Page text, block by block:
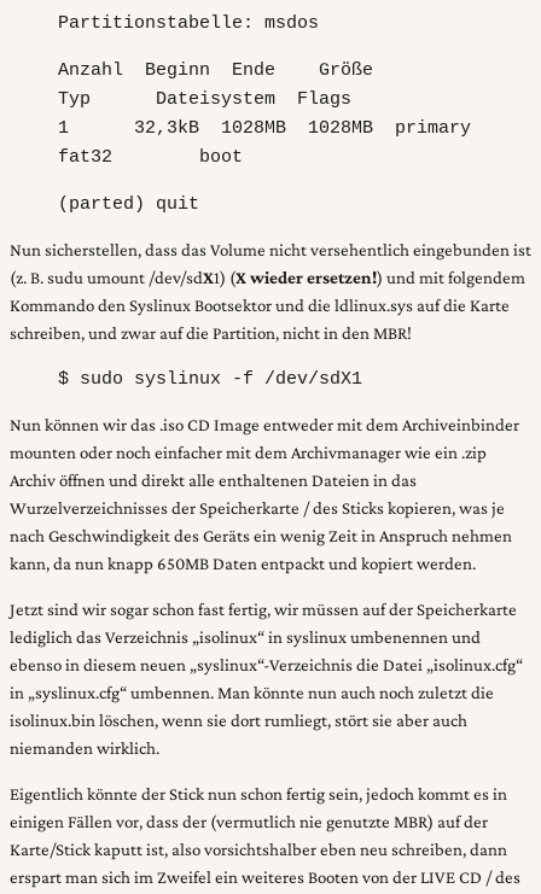
Partitionstabelle: msdos
Anzahl Beginn Ende Größe
Typ Dateisystem Flags
1 32,3kB 1028MB 1028MB primary
fat32 boot
(parted) quit
Nun sicherstellen, dass das Volume nicht versehentlich eingebunden ist
(z. B. sudu umount /dev/sdX1) (X wieder ersetzen!) und mit folgendem
Kommando den Syslinux Bootsektor und die ldlinux.sys auf die Karte
schreiben, und zwar auf die Partition, nicht in den MBR!
$ sudo syslinux -f /dev/sdX1
Nun können wir das .iso CD Image entweder mit dem Archiveinbinder
mounten oder noch einfacher mit dem Archivmanager wie ein .zip
Archiv öffnen und direkt alle enthaltenen Dateien in das
Wurzelverzeichnisses der Speicherkarte / des Sticks kopieren, was je
nach Geschwindigkeit des Geräts ein wenig Zeit in Anspruch nehmen
kann, da nun knapp 650MB Daten entpackt und kopiert werden.
Jetzt sind wir sogar schon fast fertig, wir müssen auf der Speicherkarte
lediglich das Verzeichnis „isolinux“ in syslinux umbenennen und
ebenso in diesem neuen „syslinux“-Verzeichnis die Datei „isolinux.cfg“
in „syslinux.cfg“ umbennen. Man könnte nun auch noch zuletzt die
isolinux.bin löschen, wenn sie dort rumliegt, stört sie aber auch
niemanden wirklich.
Eigentlich könnte der Stick nun schon fertig sein, jedoch kommt es in
einigen Fällen vor, dass der (vermutlich nie genutzte MBR) auf der
Karte/Stick kaputt ist, also vorsichtshalber eben neu schreiben, dann
erspart man sich im Zweifel ein weiteres Booten von der LIVE CD / des